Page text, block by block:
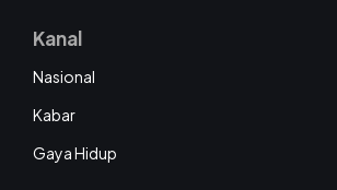
Kanal
Nasional
Kabar
Gaya Hidup